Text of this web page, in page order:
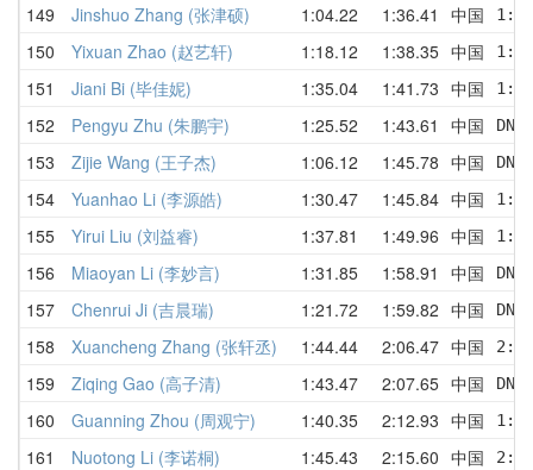
149 Jinshuo Zhang (张津硕) 1:04.22 1:36.41 中国
150 Yixuan Zhao (赵艺轩) 1:18.12 1:38.35 中国
151 Jiani Bi (毕佳妮) 1:35.04 1:41.73 中国
152 Pengyu Zhu (朱鹏宇) 1:25.52 1:43.61 中国
153 Zijie Wang (王子杰) 1:06.12 1:45.78 中国
154 Yuanhao Li (李源皓) 1:30.47 1:45.84 中国
155 Yirui Liu (刘益睿) 1:37.81 1:49.96 中国
156 Miaoyan Li (李妙言) 1:31.85 1:58.91 中国
157 Chenrui Ji (吉晨瑞) 1:21.72 1:59.82 中国
158 Xuancheng Zhang (张轩丞) 1:44.44 2:06.47 中国
159 Ziqing Gao (高子清) 1:43.47 2:07.65 中国
160 Guanning Zhou (周观宁) 1:40.35 2:12.93 中国
161 Nuotong Li (李诺桐) 1:45.43 2:15.60 中国